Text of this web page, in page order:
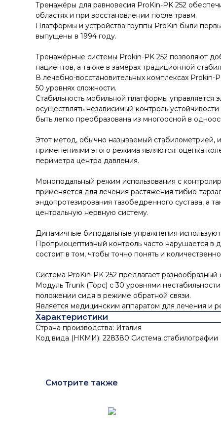
Тренажёры для равновесия ProKin-PK 252
областях и при восстановлении после травм.
Платформы и устройства группы ProKin были
выпущены в 1994 году.
Тренажёрные системы Prokin-PK 252 позволяют
пациентов, а также в замерах традиционной
В лечебно-восстановительных комплексах Prokin-
50 уровнях сложности.
Стабильность мобильной платформы управляется
осуществлять независимый контроль
быть легко преобразована из многоосной в
Этот метод, обычно называемый стабилометрией,
применениями этого режима являются: оценка
периметра центра давления.
Моноподальный режим использования с
применяется для лечения растяжения тибио-
эндопротезирования тазобедренного сустава, а
центральную нервную систему.
Динамичные биподальные упражнения
Проприоцептивный контроль часто нарушается в
состоит в том, чтобы точно понять и
Система ProKin-PK 252 предлагает
Модуль Trunk (Торс) с 30 уровнями
положении сидя в режиме обратной связи.
Является медицинским аппаратом для лечения и
Характеристики
Страна производства: Италия
Код вида (НКМИ): 228380 Система стабилографии
Смотрите также